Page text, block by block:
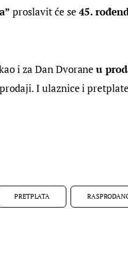
proslavit će se 45.
i za Dan Dvorane u
I ulaznice i pretplate
PRETPLATA